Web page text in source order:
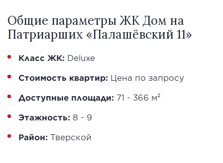
Общие параметры ЖК Дом на
Патриарших «Палашёвский 11»
Класс ЖК: Deluxe
Стоимость квартир: Цена по запросу
Доступные площади: 71 - 366 м²
Этажность: 8 - 9
Район: Тверской